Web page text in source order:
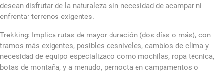
desean disfrutar de la naturaleza sin necesidad de acampar ni
enfrentar terrenos exigentes.
Trekking: Implica rutas de mayor duración (dos días o más), con
tramos más exigentes, posibles desniveles, cambios de clima y
necesidad de equipo especializado como mochilas, ropa técnica,
botas de montaña, y a menudo, pernocta en campamentos o